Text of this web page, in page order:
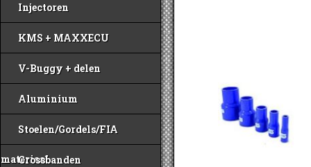
Injectoren
KMS + MAXXECU
V-Buggy + delen
Aluminium
Stoelen/Gordels/FIA
materiaal
Crossbanden